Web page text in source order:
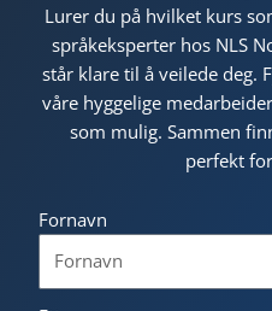
Lurer du på hvilket kurs
språkeksperter hos NLS
står klare til å veilede deg.
våre hyggelige
som mulig. Sammen
perfekt
Fornavn